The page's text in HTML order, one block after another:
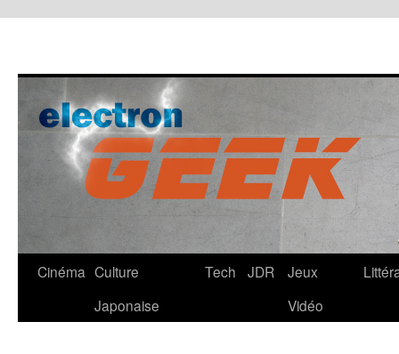
Cinéma Culture
Japonaise
Tech JDR
Jeux
Vidéo